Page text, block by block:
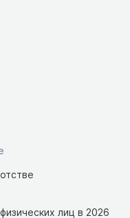
лиц в 2026